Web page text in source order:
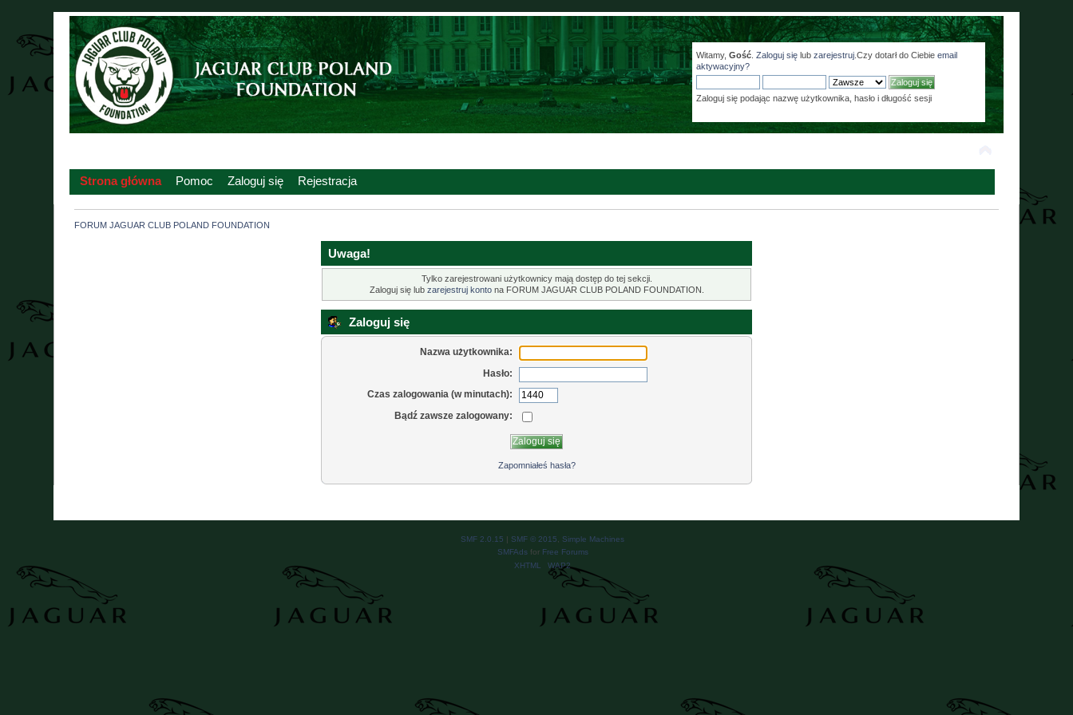
Witamy, Gość. Zaloguj sięlub zarejestruj.Czy dotarł do Ciebie email
aktywacyjny?
Zaloguj się podając nazwę użytkownika, hasło i długość sesji
Strona główna Pomoc Zaloguj się Rejestracja
FORUM JAGUAR CLUB POLAND FOUNDATION
Uwaga!
Tylko zarejestrowani użytkownicy mają dostęp do tej sekcji.
Zaloguj się lub zarejestruj kontona FORUM JAGUAR CLUB POLAND FOUNDATION.
Zaloguj się
Nazwa użytkownika:
Hasło:
Czas zalogowania (w minutach):
Bądź zawsze zalogowany:
Zapomniałeś hasła?
SMF 2.0.15 | SMF © 2015
Simple Machines
SMFAdsfor Free Forums
XHTML
WAP2